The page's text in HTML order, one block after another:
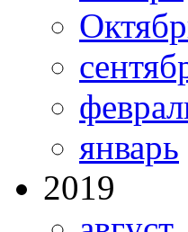
январь
2019